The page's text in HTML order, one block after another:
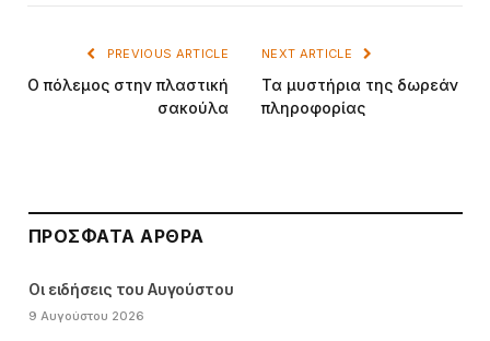
PREVIOUS ARTICLE
Ο πόλεμος στην πλαστική
σακούλα
NEXT ARTICLE
Τα μυστήρια της δωρεάν
πληροφορίας
ΠΡΌΣΦΑΤΑ ΆΡΘΡΑ
Οι ειδήσεις του Αυγούστου
9 Αυγούστου 2026